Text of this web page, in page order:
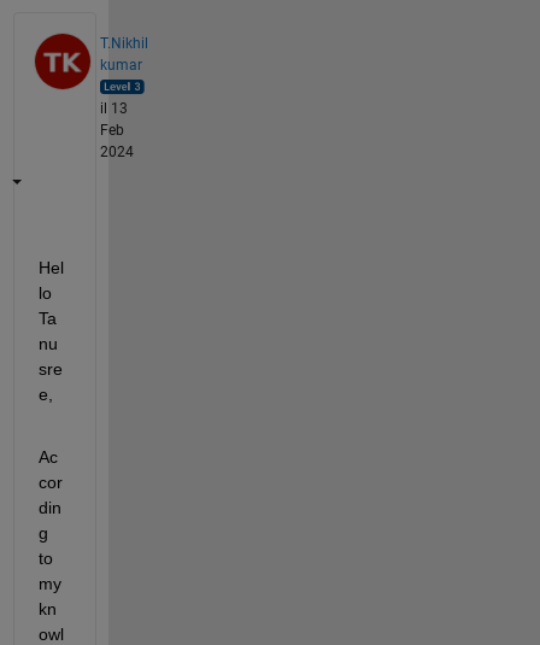
T.Nikhil
kumar
il 13
Feb
2024
Hel
lo
Ta
nu
sre
e,
Ac
cor
din
g
to
my
kn
owl